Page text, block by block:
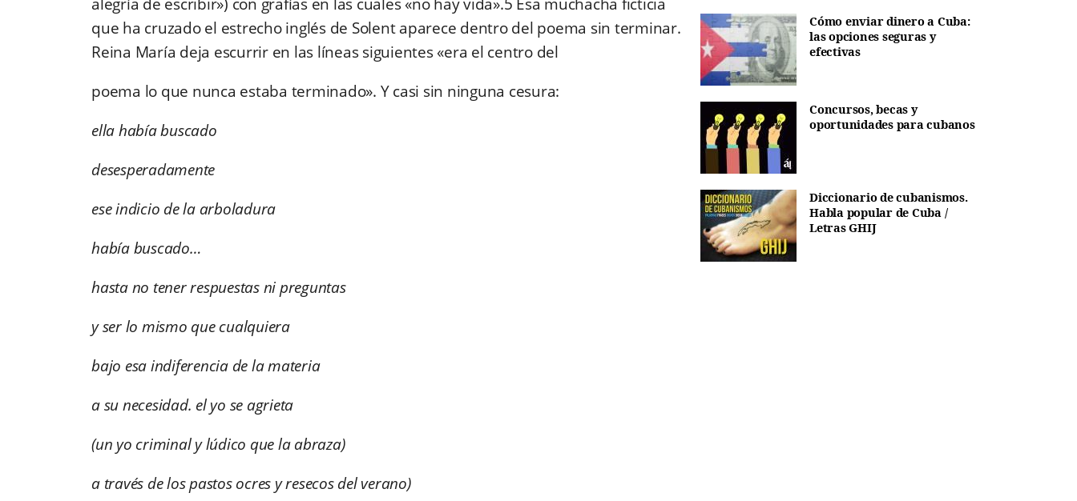
que ha cruzado el estrecho inglés de Solent aparece dentro del poema sin terminar.
Reina María deja escurrir en las líneas siguientes «era el centro del
poema lo que nunca estaba terminado». Y casi sin ninguna cesura:
ella había buscado
desesperadamente
ese indicio de la arboladura
había buscado…
hasta no tener respuestas ni preguntas
y ser lo mismo que cualquiera
bajo esa indiferencia de la materia
a su necesidad. el yo se agrieta
(un yo criminal y lúdico que la abraza)
a través de los pastos ocres y resecos del verano)
Cómo enviar dinero a Cuba:
las opciones seguras y
efectivas
Concursos, becas y
oportunidades para cubanos
Diccionario de cubanismos.
Habla popular de Cuba /
Letras GHIJ